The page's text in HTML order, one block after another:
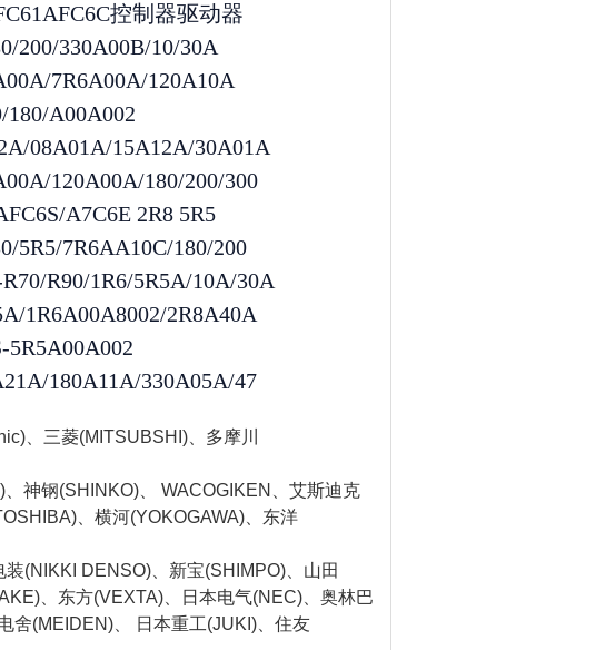
控制器驱动器
200/330A00B/10/30A
7R6A00A/120A10A
180/A00A002
08A01A/15A12A/30A01A
120A00A/180/200/300
A7C6E 2R8 5R5
5R5/7R6AA10C/180/200
R90/1R6/5R5A/10A/30A
1R6A00A8002/2R8A40A
5R5A00A002
180A11A/330A05A/47
、三菱(MITSUBSHI)、多摩川
钢(SHINKO)、 WACOGIKEN、艾斯迪克
、横河(YOKOGAWA)、东洋
DENSO)、新宝(SHIMPO)、山田
、东方(VEXTA)、日本电气(NEC)、奥林巴
舍(MEIDEN)、 日本重工(JUKI)、住友